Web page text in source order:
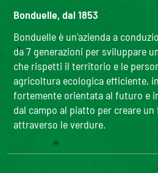
Bonduelle, dal 1853
Bonduelle è un'azienda a
da 7 generazioni per sviluppare
che rispetti il territorio e le
agricoltura ecologica efficiente,
fortemente orientata al futuro e
dal campo al piatto per creare
attraverso le verdure.